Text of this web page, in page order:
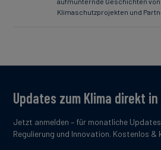
Klimaschutzprojekten und
Updates zum Klima direkt
Jetzt anmelden – für monatliche
Regulierung und Innovation. Kostenlos &